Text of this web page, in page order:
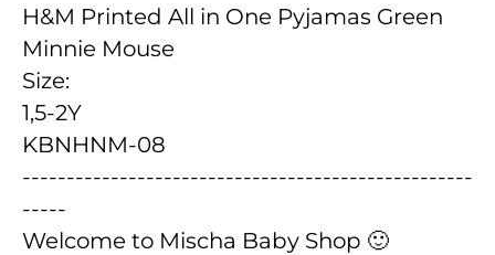
H&M Printed All in One Pyjamas Green
Minnie Mouse
Size:
1,5-2Y
KBNHNM-08
---------------------------------------------------
-----
Welcome to Mischa Baby Shop 🙂